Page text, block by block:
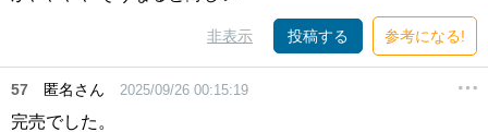
非表示 投稿する 参考になる!
57 匿名さん 2025/09/26 00:15:19
完売でした。